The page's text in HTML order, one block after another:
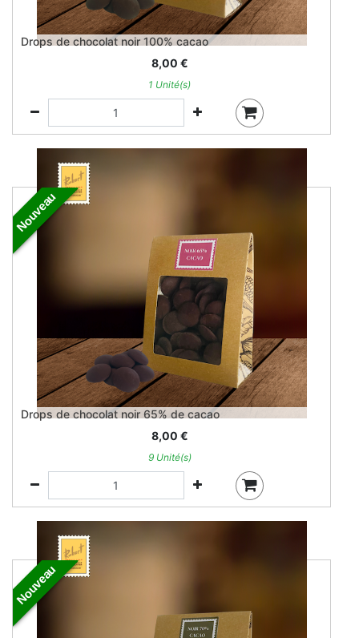
Drops de chocolat noir 100% cacao
8,00 €
1 Unité(s)
Nouveau
Drops de chocolat noir 65% de cacao
8,00 €
9 Unité(s)
Nouveau